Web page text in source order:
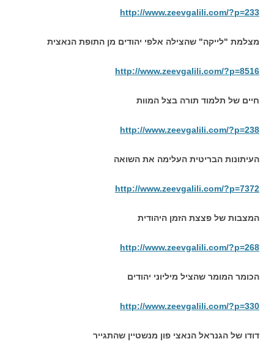
http://www.zeevgalili.com/?p=233
מצלמת "לייקה" שהצילה אלפי יהודים מן התופת הנאצית
http://www.zeevgalili.com/?p=8516
חיים של תלמוד תורה בצל המוות
http://www.zeevgalili.com/?p=238
העיתונות הבריטית העלימה את השואה
http://www.zeevgalili.com/?p=7372
המצבות של פצצת הזמן היהודית
http://www.zeevgalili.com/?p=268
הכומר המומר שהציל מיליוני יהודים
http://www.zeevgalili.com/?p=330
דודו של הגנראל הנאצי פון מנשטיין שהתגייר